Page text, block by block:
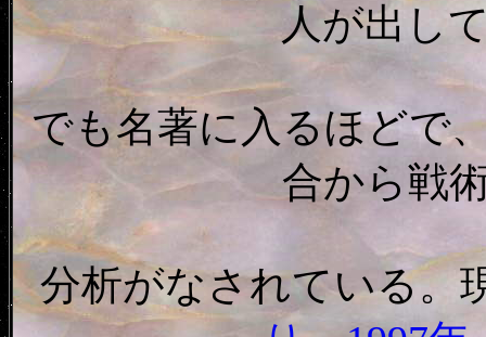
人が出し
でも名著に入るほどで
合から戦
分析がなされている。